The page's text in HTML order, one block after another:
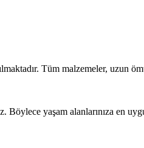
Tüm malzemeler, uzun
yaşam alanlarınıza en